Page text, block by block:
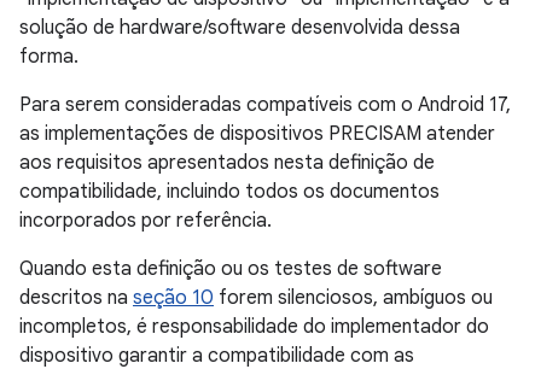
solução de hardware/software desenvolvida dessa
forma.
Para serem consideradas compatíveis com o Android 17,
as implementações de dispositivos PRECISAM atender
aos requisitos apresentados nesta definição de
compatibilidade, incluindo todos os documentos
incorporados por referência.
Quando esta definição ou os testes de software
descritos na seção 10 forem silenciosos, ambíguos ou
incompletos, é responsabilidade do implementador do
dispositivo garantir a compatibilidade com as